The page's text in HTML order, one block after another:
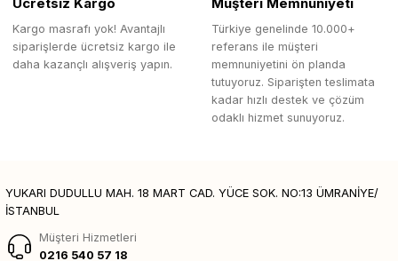
Kargo masrafı yok! Avantajlı
siparişlerde ücretsiz kargo ile
daha kazançlı alışveriş yapın.
Türkiye genelinde 10.000+
referans ile müşteri
memnuniyetini ön planda
tutuyoruz. Siparişten teslimata
kadar hızlı destek ve çözüm
odaklı hizmet sunuyoruz.
YUKARI DUDULLU MAH. 18 MART CAD. YÜCE SOK. NO:13 ÜMRANİYE/
İSTANBUL
Müşteri Hizmetleri
0216 540 57 18